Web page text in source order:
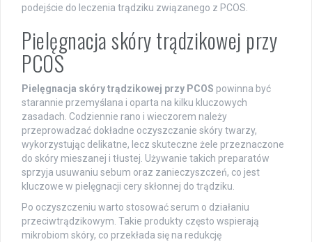
podejście do leczenia trądziku związanego z PCOS.
Pielęgnacja skóry trądzikowej przy
PCOS
Pielęgnacja skóry trądzikowej przy PCOS powinna być
starannie przemyślana i oparta na kilku kluczowych
zasadach. Codziennie rano i wieczorem należy
przeprowadzać dokładne oczyszczanie skóry twarzy,
wykorzystując delikatne, lecz skuteczne żele przeznaczone
do skóry mieszanej i tłustej. Używanie takich preparatów
sprzyja usuwaniu sebum oraz zanieczyszczeń, co jest
kluczowe w pielęgnacji cery skłonnej do trądziku.
Po oczyszczeniu warto stosować serum o działaniu
przeciwtrądzikowym. Takie produkty często wspierają
mikrobiom skóry, co przekłada się na redukcję